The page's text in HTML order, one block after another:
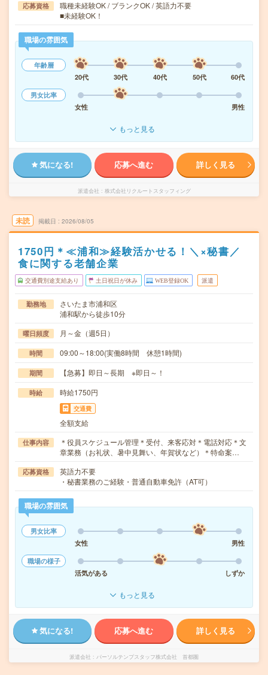
応募資格
職種未経験OK / ブランクOK / 英語力不要
■未経験OK！
職場の雰囲気
年齢層
20代
30代 40代 50代
60代
男女比率
女性
男性
もっと見る
気になる! 応募へ進む 詳しく見る
派遣会社 株式会社リクルートスタッフィング
未読 掲載日 2026/08/05
1750円＊≪浦和≫経験活かせる！＼×秘書／
食に関する老舗企業
交通費別途支給あり 土日祝日が休み WEB登録OK 派遣
勤務地
さいたま市浦和区
浦和駅から徒歩10分
曜日頻度 月～金（週5日）
時間 09:00～18:00(実働8時間 休憩1時間)
期間 【急募】即日～長期 ※即日～！
時給 時給1750円
交通費
全額支給
仕事内容
＊役員スケジュール管理＊受付、来客応対＊電話対応＊文
章業務（お礼状、暑中見舞い、年賀状など）＊特命案…
応募資格
英語力不要
・秘書業務のご経験・普通自動車免許（AT可）
職場の雰囲気
男女比率
女性
男性
職場の様子
活気がある
しずか
もっと見る
気になる! 応募へ進む 詳しく見る
派遣会社 パーソルテンプスタッフ株式会社 首都圏